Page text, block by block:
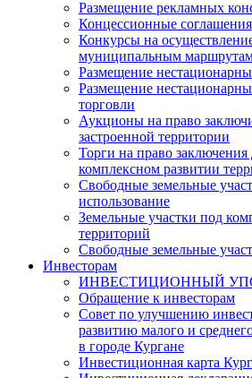
Размещение рекламных
Концессионные соглашения
Конкурсы на
муниципальным
Размещение
Размещение
торговли
Аукционы на право
застроенной территории
Торги на право заключения
комплексном развитии
Свободные земельные
использование
Земельные участки под
территорий
Свободные земельные
Инвесторам
ИНВЕСТИЦИОННЫЙ
Обращение к инвесторам
Совет по улучшению
развитию малого и
в городе Кургане
Инвестиционная карта